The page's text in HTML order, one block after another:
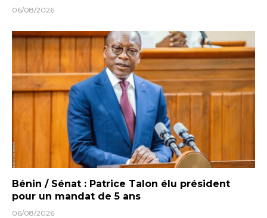
06/08/2026
Bénin / Sénat : Patrice Talon élu président
pour un mandat de 5 ans
06/08/2026